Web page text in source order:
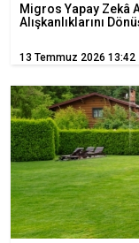
Migros Yapay Zekâ
Alışkanlıklarını
13 Temmuz 2026 13:42